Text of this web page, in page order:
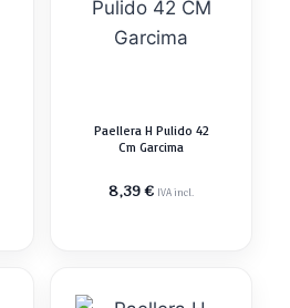
Paellera H Pulido 42
Cm Garcima
8,39€ IVA incl.